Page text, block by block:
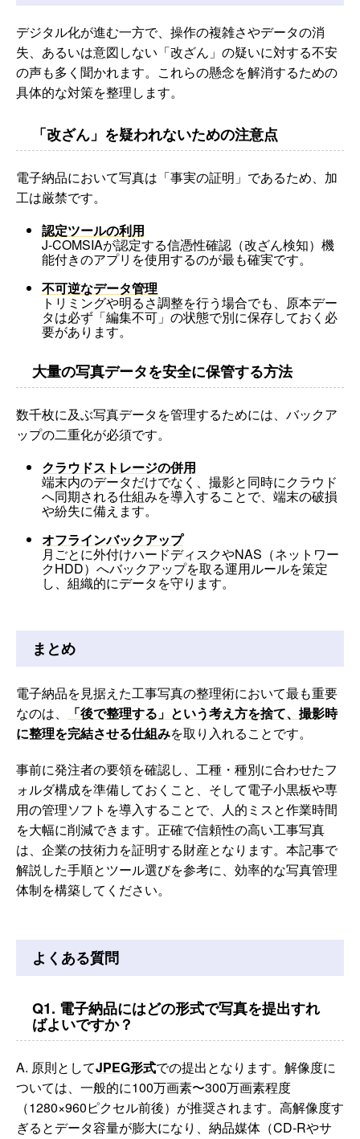
デジタル化が進む一方で、操作の複雑さやデータの消
失、あるいは意図しない「改ざん」の疑いに対する不安
の声も多く聞かれます。これらの懸念を解消するための
具体的な対策を整理します。
「改ざん」を疑われないための注意点
電子納品において写真は「事実の証明」であるため、加
工は厳禁です。
認定ツールの利用
J-COMSIAが認定する信憑性確認（改ざん検知）機
能付きのアプリを使用するのが最も確実です。
不可逆なデータ管理
トリミングや明るさ調整を行う場合でも、原本デー
タは必ず「編集不可」の状態で別に保存しておく必
要があります。
大量の写真データを安全に保管する方法
数千枚に及ぶ写真データを管理するためには、バックア
ップの二重化が必須です。
クラウドストレージの併用
端末内のデータだけでなく、撮影と同時にクラウド
へ同期される仕組みを導入することで、端末の破損
や紛失に備えます。
オフラインバックアップ
月ごとに外付けハードディスクやNAS（ネットワー
クHDD）へバックアップを取る運用ルールを策定
し、組織的にデータを守ります。
まとめ
電子納品を見据えた工事写真の整理術において最も重要
なのは、
「後で整理する」という考え方を捨て、撮影時
に整理を完結させる仕組みを取り入れることです。
事前に発注者の要領を確認し、工種・種別に合わせたフ
ォルダ構成を準備しておくこと、そして電子小黒板や専
用の管理ソフトを導入することで、人的ミスと作業時間
を大幅に削減できます。正確で信頼性の高い工事写真
は、企業の技術力を証明する財産となります。本記事で
解説した手順とツール選びを参考に、効率的な写真管理
体制を構築してください。
よくある質問
Q1. 電子納品にはどの形式で写真を提出すれ
ばよいですか？
A. 原則としてJPEG形式での提出となります。解像度に
ついては、一般的に100万画素〜300万画素程度
（1280×960ピクセル前後）が推奨されます。高解像度す
ぎるとデータ容量が膨大になり、納品媒体（CD-Rやサ